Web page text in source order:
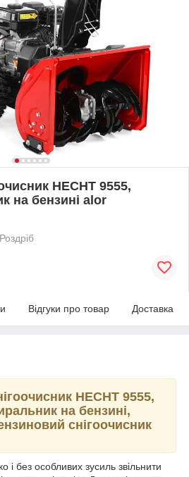
HECHT 9555,
на бензині alor
Роздріб
Відгуки про товар Доставка
HECHT 9555,
на бензині,
снігоочисник
без особливих зусиль звільнити